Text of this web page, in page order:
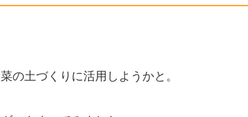
の土づくりに活用しようかと。